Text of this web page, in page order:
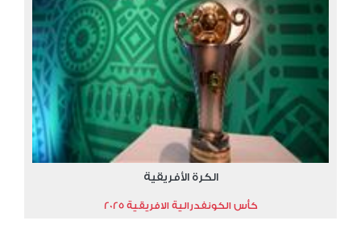
الكرة الأفريقية
كأس الكونفدرالية الافريقية 2025